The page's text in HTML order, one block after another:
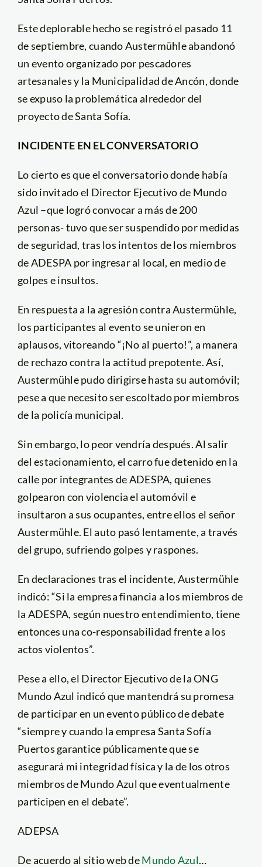
Este deplorable hecho se registró el pasado 11
de septiembre, cuando Austermühle abandonó
un evento organizado por pescadores
artesanales y la Municipalidad de Ancón, donde
se expuso la problemática alrededor del
proyecto de Santa Sofía.
INCIDENTE EN EL CONVERSATORIO
Lo cierto es que el conversatorio donde había
sido invitado el Director Ejecutivo de Mundo
Azul –que logró convocar a más de 200
personas- tuvo que ser suspendido por medidas
de seguridad, tras los intentos de los miembros
de ADESPA por ingresar al local, en medio de
golpes e insultos.
En respuesta a la agresión contra Austermühle,
los participantes al evento se unieron en
aplausos, vitoreando “¡No al puerto!”, a manera
de rechazo contra la actitud prepotente. Así,
Austermühle pudo dirigirse hasta su automóvil;
pese a que necesito ser escoltado por miembros
de la policía municipal.
Sin embargo, lo peor vendría después. Al salir
del estacionamiento, el carro fue detenido en la
calle por integrantes de ADESPA, quienes
golpearon con violencia el automóvil e
insultaron a sus ocupantes, entre ellos el señor
Austermühle. El auto pasó lentamente, a través
del grupo, sufriendo golpes y raspones.
En declaraciones tras el incidente, Austermühle
indicó: “Si la empresa financia a los miembros de
la ADESPA, según nuestro entendimiento, tiene
entonces una co-responsabilidad frente a los
actos violentos”.
Pese a ello, el Director Ejecutivo de la ONG
Mundo Azul indicó que mantendrá su promesa
de participar en un evento público de debate
“siempre y cuando la empresa Santa Sofía
Puertos garantice públicamente que se
asegurará mi integridad física y la de los otros
miembros de Mundo Azul que eventualmente
participen en el debate”.
ADEPSA
De acuerdo al sitio web deMundo Azul…